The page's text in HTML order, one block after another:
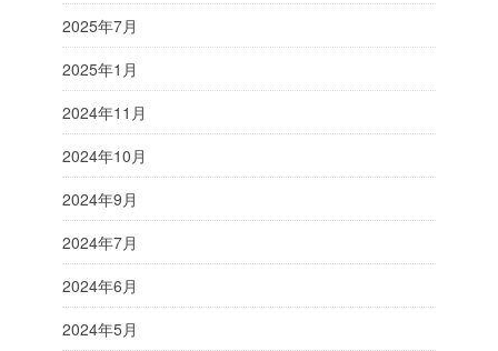
2025年7月
2025年1月
2024年11月
2024年10月
2024年9月
2024年7月
2024年6月
2024年5月